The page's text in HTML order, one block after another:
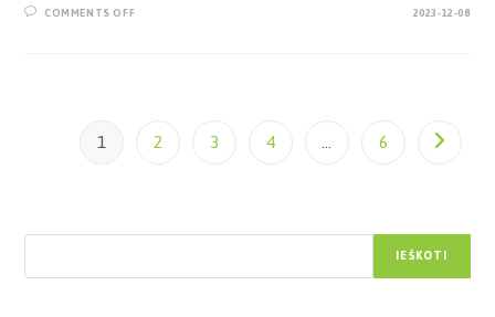
COMMENTS OFF 2023-12-08
1 2 3 4 … 6
IEŠKOTI